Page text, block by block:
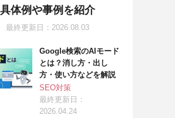
体例や事例を紹介
最終更新日：2026.08.03
Google検索のAIモード
とは？消し方・出し
方・使い方などを解説
SEO対策
最終更新日：
2026.04.24